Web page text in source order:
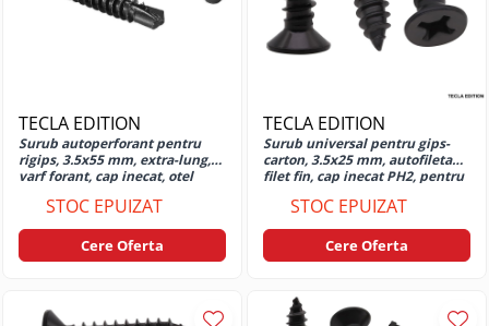
Huse si protectii pentru Motorola
Huse si protectii pentru Motorola
Moto E13
Huse si protectii pentru Motorola
Moto E14
Huse si protectii pentru Motorola
Moto E15
TECLA EDITION
Surub autoperforant pentru
rigips, 3.5x55 mm, extra-lung,
varf forant, cap inecat, otel
speciale si structuri complexe,
negru
STOC EPUIZAT
Cere Oferta
TECLA EDITION
Surub universal pentru gips-
carton, 3.5x25 mm, autofiletant,
filet fin, cap inecat PH2, pentru
fosfatat
STOC EPUIZAT
Cere Oferta